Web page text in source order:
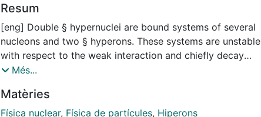
Resum
[eng] Double § hypernuclei are bound systems of several
nucleons and two § hyperons. These systems are unstable
with respect to the weak interaction and chiefly decay
through two-body processes that conserve neither parity,
find those mediated by the §N ! NN, §§ ! §n and §§ ! ßN
reactions but also, thanks to the baryon channel mixing
Més...
Matèries
Física nuclear, Física de partícules, Hiperons